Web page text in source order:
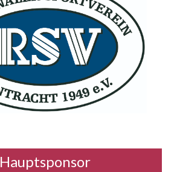
Hauptsponsor